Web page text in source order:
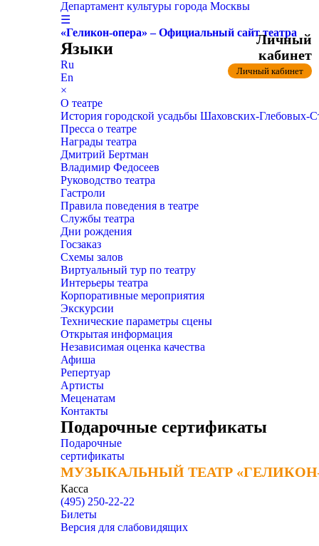
Департамент культуры города Москвы
☰
«Геликон-опера» – Официальный сайт театра
Языки
Ru
En
×
О театре
История городской усадьбы Шаховских-
Пресса о театре
Награды театра
Дмитрий Бертман
Владимир Федосеев
Руководство театра
Гастроли
Правила поведения в театре
Службы театра
Дни рождения
Госзаказ
Схемы залов
Виртуальный тур по театру
Интерьеры театра
Корпоративные мероприятия
Экскурсии
Технические параметры сцены
Открытая информация
Независимая оценка качества
Афиша
Репертуар
Артисты
Меценатам
Контакты
Подарочные сертификаты
Подарочные
сертификаты
МУЗЫКАЛЬНЫЙ ТЕАТР
МУЗЫКАЛЬНЫЙ ТЕАТР
Касса
(495) 250-22-22
Личный
кабинет
Личный кабинет
Билеты
Версия для слабовидящих